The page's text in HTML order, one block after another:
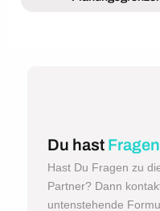
Du hast Fragen
Hast Du Fragen zu
Partner? Dann
untenstehende